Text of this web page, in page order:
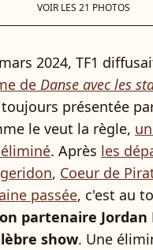
VOIR LES 21 PHOTOS
2024, TF1
de Danse avec les
présentée
le veut la règle,
. Après les
, Coeur de
passée, c'est au
partenaire Jordan
show. Une